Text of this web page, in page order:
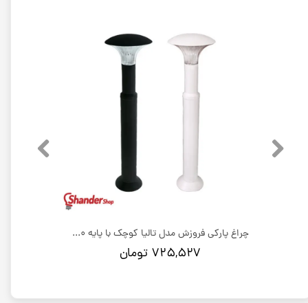
چراغ پارکی فروزش مدل تالیا کوچک با پایه 80 سانت
۷۲۵,۵۲۷ تومان